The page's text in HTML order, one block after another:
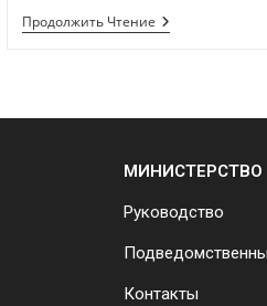
Продолжить Чтение
МИНИСТЕРСТВО
Руководство
Контакты